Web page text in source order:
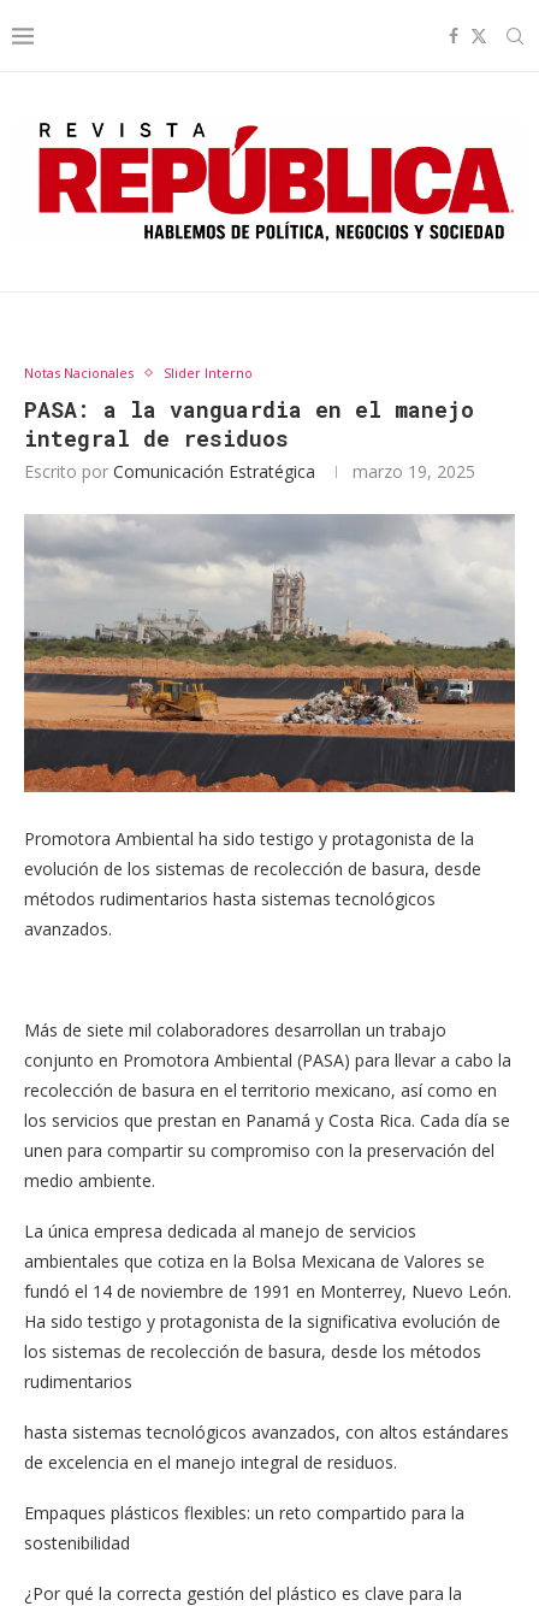
Notas Nacionales Slider Interno
PASA: a la vanguardia en el manejo
integral de residuos
Escrito por Comunicación Estratégica marzo 19, 2025
Promotora Ambiental ha sido testigo y protagonista de la
evolución de los sistemas de recolección de basura, desde
métodos rudimentarios hasta sistemas tecnológicos
avanzados.
Más de siete mil colaboradores desarrollan un trabajo
conjunto en Promotora Ambiental (PASA) para llevar a cabo la
recolección de basura en el territorio mexicano, así como en
los servicios que prestan en Panamá y Costa Rica. Cada día se
unen para compartir su compromiso con la preservación del
medio ambiente.
La única empresa dedicada al manejo de servicios
ambientales que cotiza en la Bolsa Mexicana de Valores se
fundó el 14 de noviembre de 1991 en Monterrey, Nuevo León.
Ha sido testigo y protagonista de la significativa evolución de
los sistemas de recolección de basura, desde los métodos
rudimentarios
hasta sistemas tecnológicos avanzados, con altos estándares
de excelencia en el manejo integral de residuos.
Empaques plásticos flexibles: un reto compartido para la
sostenibilidad
¿Por qué la correcta gestión del plástico es clave para la